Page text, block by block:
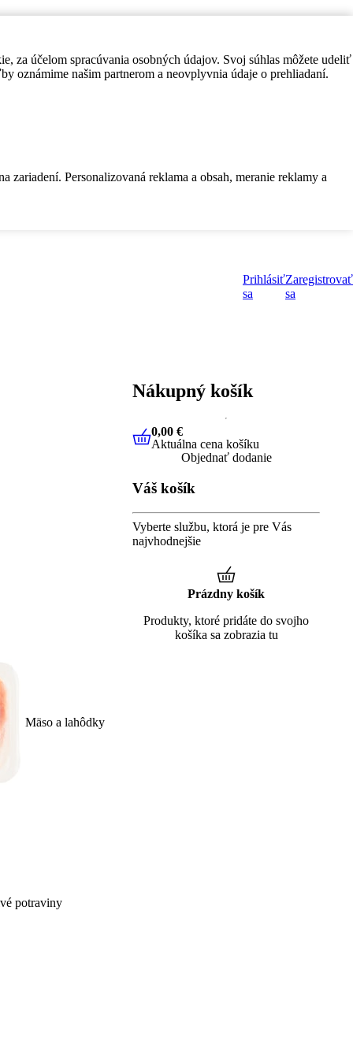
za účelom spracúvania osobných údajov. Svoj súhlas môžete udeliť
oznámime našim partnerom a neovplyvnia údaje o prehliadaní.
Personalizovaná reklama a obsah, meranie reklamy a
Prihlásiť
sa
Zaregistrovať
sa
Mäso a lahôdky
potraviny
Nákupný košík
0,00 €Aktuálna cena košíku
0,00 €
Aktuálna cena košíku
Objednať dodanie
Váš košík
Vyberte službu, ktorá je pre Vás
najvhodnejšie
Prázdny košík
Produkty, ktoré pridáte do svojho
košíka sa zobrazia tu